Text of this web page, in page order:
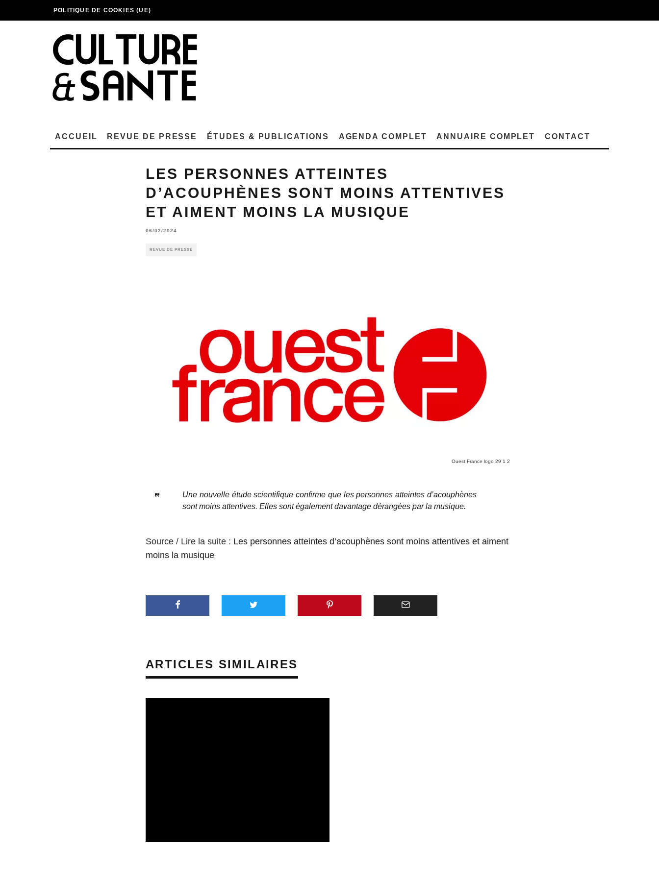
POLITIQUE DE COOKIES (UE)
ACCUEIL REVUE DE PRESSE ÉTUDES & PUBLICATIONS AGENDA COMPLET ANNUAIRE COMPLET CONTACT
LES PERSONNES ATTEINTES
D’ACOUPHÈNES SONT MOINS ATTENTIVES
ET AIMENT MOINS LA MUSIQUE
06/02/2024
REVUE DE PRESSE
Ouest France logo 29 1 2
Une nouvelle étude scientifique confirme que les personnes atteintes d’acouphènes
sont moins attentives. Elles sont également davantage dérangées par la musique.
Source / Lire la suite : Les personnes atteintes d’acouphènes sont moins attentives et aiment
moins la musique
ARTICLES SIMILAIRES